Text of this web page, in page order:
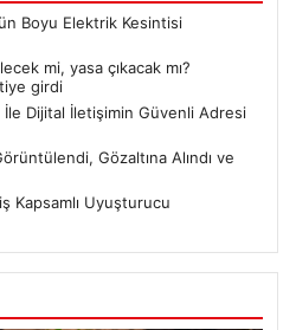
Boyu Elektrik Kesintisi
mi, yasa çıkacak mı?
girdi
Dijital İletişimin Güvenli Adresi
Gözaltına Alındı ve
Kapsamlı Uyuşturucu